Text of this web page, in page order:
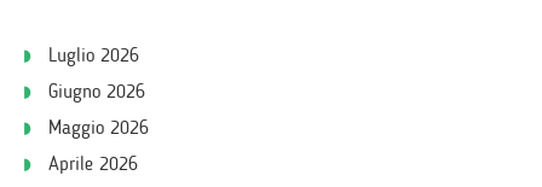
Luglio 2026
Giugno 2026
Maggio 2026
Aprile 2026